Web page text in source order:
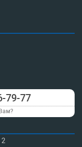
79-77